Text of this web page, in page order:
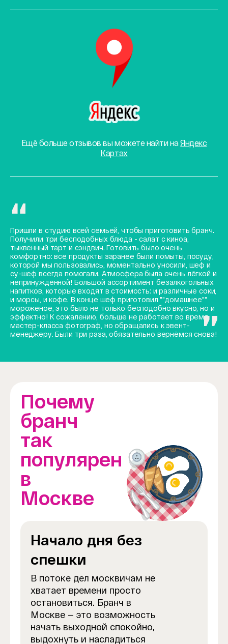
Ещё больше отзывов вы можете найти наЯндекс
Картах
Пришли в студию всей семьей, чтобы приготовить бранч.
Получили три бесподобных блюда - салат с киноа,
тыквенный тарт и сэндвич. Готовить было очень
комфортно: все продукты заранее были помыты, посуду,
которой мы пользовались, моментально уносили, шеф и
су-шеф всегда помогали. Атмосфера была очень лёгкой и
непринуждённой! Большой ассортимент безалкогольных
напитков, которые входят в стоимость: и различные соки,
и морсы, и кофе. В конце шеф приготовил ""домашнее""
мороженое, это было не только бесподобно вкусно, но и
эффектно! К сожалению, больше не работает во время
мастер-класса фотограф, но обращались к эвент-
менеджеру. Были три раза, обязательно вернёмся снова!
Почему
бранч
так
популярен
в
Москве
Начало дня без
спешки
В потоке дел москвичам не
хватает времени просто
остановиться. Бранч в
Москве — это возможность
начать выходной спокойно,
выдохнуть и насладиться